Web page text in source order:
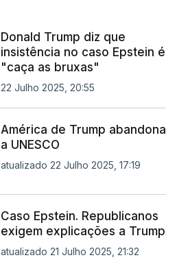
Donald Trump diz que
insistência no caso Epstein é
"caça as bruxas"
22 Julho 2025, 20:55
América de Trump abandona
a UNESCO
atualizado 22 Julho 2025, 17:19
Caso Epstein. Republicanos
exigem explicações a Trump
atualizado 21 Julho 2025, 21:32